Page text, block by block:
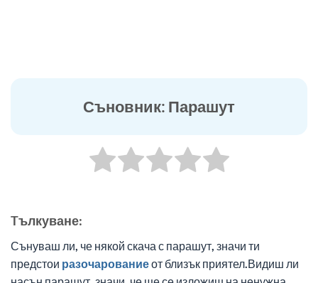
Съновник: Парашут
Tълкуване:
Сънуваш ли, че някой скача с парашут, значи ти
предстои разочарованиеот близък приятел.Видиш ли